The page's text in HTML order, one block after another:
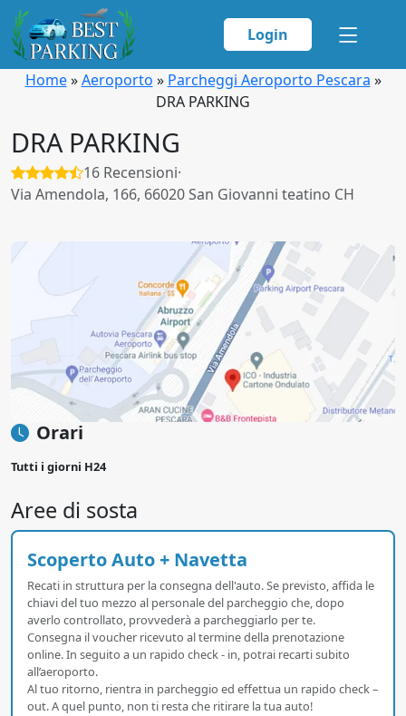
Login
Home»Aeroporto » Parcheggi Aeroporto Pescara »
DRA PARKING
DRA PARKING
16 Recensioni·
Via Amendola, 166, 66020 San Giovanni teatino CH
Orari
Tutti i giorni H24
Aree di sosta
Scoperto Auto + Navetta
Recati in struttura per la consegna dell'auto. Se previsto, affida le
chiavi del tuo mezzo al personale del parcheggio che, dopo
averlo controllato, provvederà a parcheggiarlo per te.
Consegna il voucher ricevuto al termine della prenotazione
online. In seguito a un rapido check - in, potrai recarti subito
all’aeroporto.
Al tuo ritorno, rientra in parcheggio ed effettua un rapido check –
out. A quel punto, non ti resta che ritirare la tua auto!